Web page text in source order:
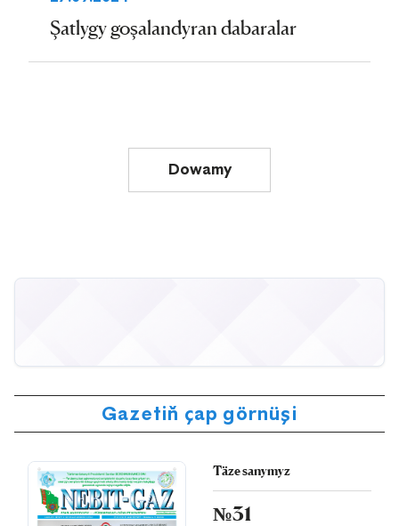
Şatlygy goşalandyran dabaralar
Dowamy
Gazetiň çap görnüşi
Täze sanymyz
№31